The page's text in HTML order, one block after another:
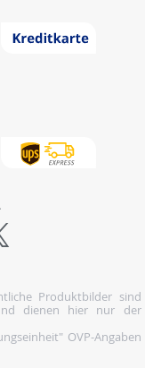
Produktbilder sind
dienen hier nur der
OVP-Angaben